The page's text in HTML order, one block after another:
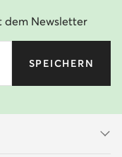
dem Newsletter
SPEICHERN